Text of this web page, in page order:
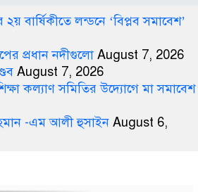
বার্ষিকীতে লন্ডনে ‘বিপ্লব সমাবেশ’
প্রধান নদীগুলো August 7, 2026
August 7, 2026
কল্যাণ সমিতির উদ্যোগে মা সমাবেশ
-এম আলী হুসাইন August 6,